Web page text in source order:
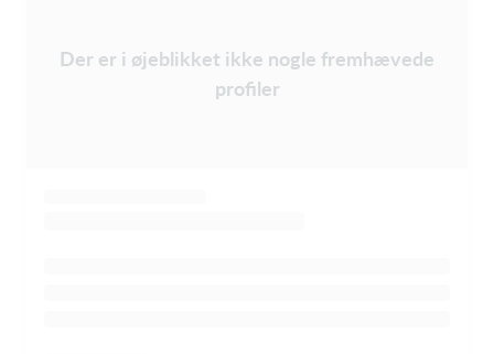
Der er i øjeblikket ikke nogle fremhævede
profiler